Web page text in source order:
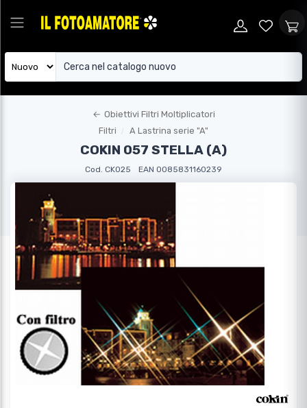
← Obiettivi Filtri Moltiplicatori
Filtri
A Lastrina serie "A"
COKIN 057 STELLA (A)
Cod. CK025 EAN 0085831160239